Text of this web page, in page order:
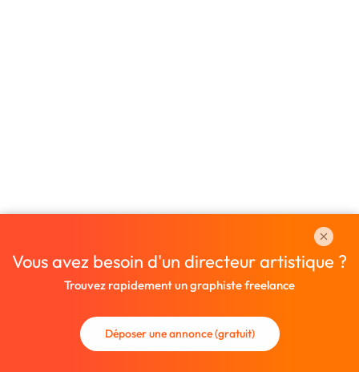
Vous avez besoin d'un directeur artistique ?
Trouvez rapidement un graphiste freelance
Déposer une annonce (gratuit)